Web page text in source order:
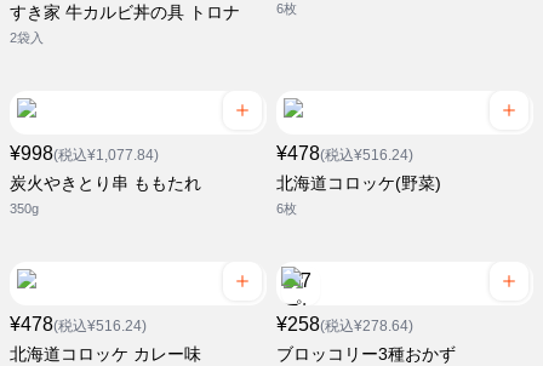
すき家 牛カルビ丼の具 トロナ
2袋入
6枚
¥998(税込¥1,077.84)
炭火やきとり串 ももたれ
350g
¥478(税込¥516.24)
北海道コロッケ(野菜)
6枚
¥478(税込¥516.24)
北海道コロッケ カレー味
¥258(税込¥278.64)
ブロッコリー3種おかず